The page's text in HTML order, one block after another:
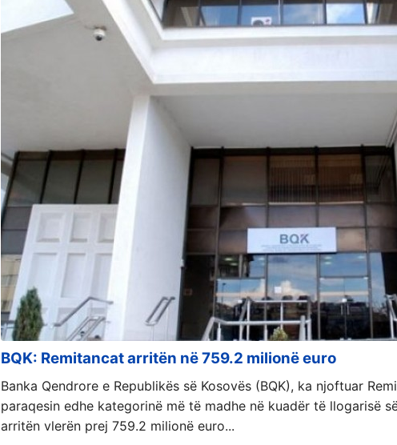
BQK: Remitancat arritën në 759.2 milionë euro
Banka Qendrore e Republikës së Kosovës (BQK), ka njoftuar
paraqesin edhe kategorinë më të madhe në kuadër të llogarisë
arritën vlerën prej 759.2 milionë euro...